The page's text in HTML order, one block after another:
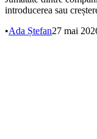
introducerea sau
•Ada Ștefan27 mai